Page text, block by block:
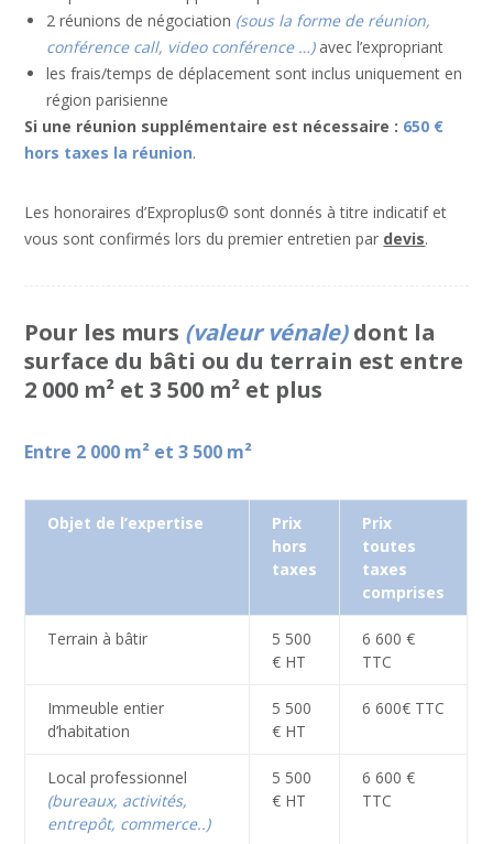
2 réunions de négociation (sous la forme de réunion,
conférence call, video conférence …)avec l’expropriant
les frais/temps de déplacement sont inclus uniquement en
région parisienne
Si une réunion supplémentaire est nécessaire : 650 €
hors taxes la réunion.
Les honoraires d’Exproplus© sont donnés à titre indicatif et
vous sont confirmés lors du premier entretien par devis.
Pour les murs (valeur vénale)dont la
surface du bâti ou du terrain est entre
2 000 m² et 3 500 m² et plus
Entre 2 000 m² et 3 500 m²
Objet de l’expertise
Prix
hors
taxes
Prix
toutes
taxes
comprises
Terrain à bâtir
5 500
€ HT
6 600 €
TTC
Immeuble entier
d’habitation
5 500
€ HT
6 600€ TTC
Local professionnel
(bureaux, activités,
entrepôt, commerce..)
5 500
€ HT
6 600 €
TTC